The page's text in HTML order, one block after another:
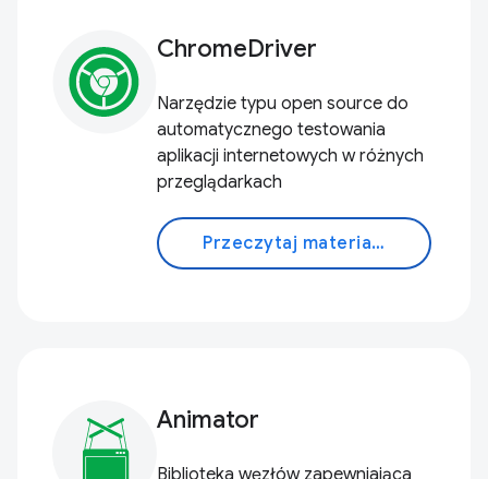
ChromeDriver
Narzędzie typu open source do
automatycznego testowania
aplikacji internetowych w różnych
przeglądarkach
Przeczytaj materiały
Animator
Biblioteka węzłów zapewniająca